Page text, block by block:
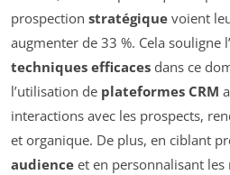
prospection stratégique voient
augmenter de 33 %. Cela souligne
techniques efficaces dans ce
l’utilisation de plateformes CRM
interactions avec les prospects,
et organique. De plus, en ciblant
audience et en personnalisant les